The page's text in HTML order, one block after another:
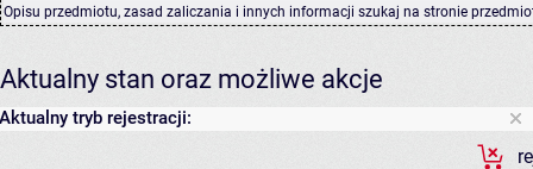
Opisu przedmiotu, zasad zaliczania i innych informacji szukaj na stronie
Aktualny stan oraz możliwe akcje
Aktualny tryb rejestracji: